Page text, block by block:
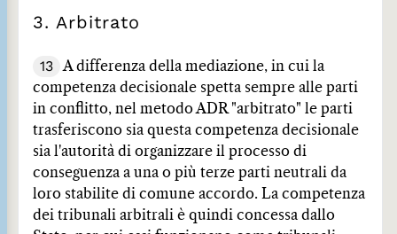
3. Arbitrato
13
A differenza della mediazione, in cui la
competenza decisionale spetta sempre alle parti
in conflitto, nel metodo ADR "arbitrato" le parti
trasferiscono sia questa competenza decisionale
sia l'autorità di organizzare il processo di
conseguenza a una o più terze parti neutrali da
loro stabilite di comune accordo. La competenza
dei tribunali arbitrali è quindi concessa dallo